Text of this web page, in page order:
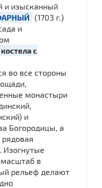
и изысканный
(1703 г.)
и
с
во все стороны
монастыри
и
Богородицы, а
Изогнутые
в
рельеф делают